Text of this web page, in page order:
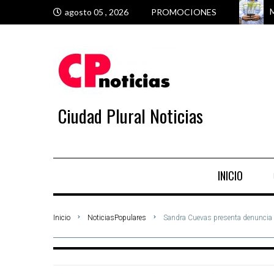
agosto 05 , 2026 PROMOCIONES
Ciudad Plural Noticias
INICIO
Inicio NoticiasPopulares Sandra Cuevas presenta